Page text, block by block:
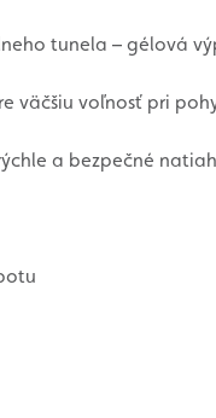
tunela – gélová
väčšiu voľnosť pri
rýchle a bezpečné